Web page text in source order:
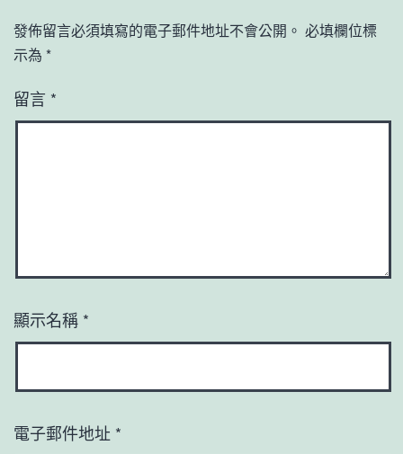
發佈留言必須填寫的電子郵件地址不會公開。 必填欄位標
示為 *
留言 *
顯示名稱 *
電子郵件地址 *